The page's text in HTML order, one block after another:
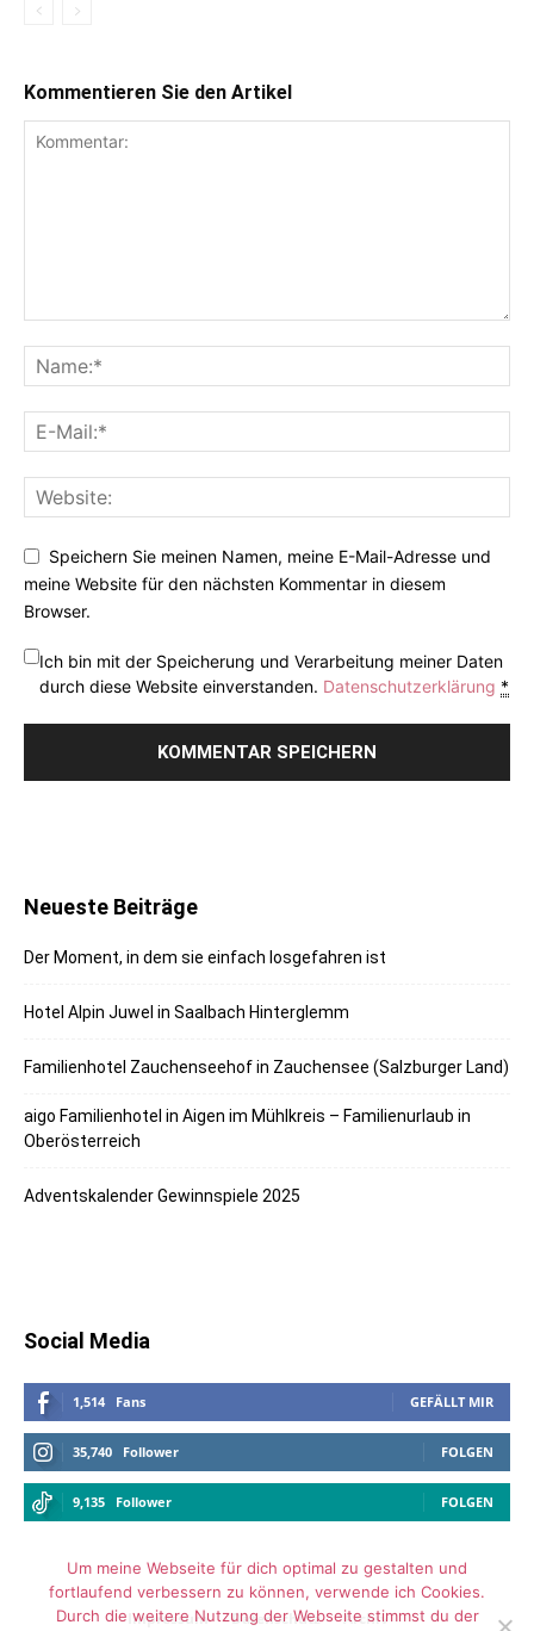
Kommentieren Sie den Artikel
Speichern Sie meinen Namen, meine E-Mail-Adresse und
meine Website für den nächsten Kommentar in diesem
Browser.
Ich bin mit der Speicherung und Verarbeitung meiner Daten
durch diese Website einverstanden. Datenschutzerklärung *
Neueste Beiträge
Der Moment, in dem sie einfach losgefahren ist
Hotel Alpin Juwel in Saalbach Hinterglemm
Familienhotel Zauchenseehof in Zauchensee (Salzburger Land)
aigo Familienhotel in Aigen im Mühlkreis – Familienurlaub in
Oberösterreich
Adventskalender Gewinnspiele 2025
Social Media
1,514 Fans GEFÄLLT MIR
35,740 Follower FOLGEN
9,135 Follower FOLGEN
Impressum Datenschutz Archiv
Um meine Webseite für dich optimal zu gestalten und
fortlaufend verbessern zu können, verwende ich Cookies.
Durch die weitere Nutzung der Webseite stimmst du der